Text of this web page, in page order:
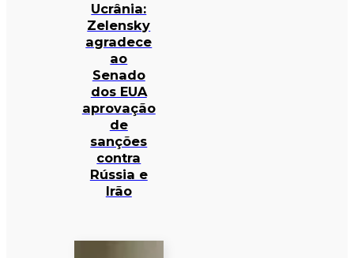
Ucrânia:
Zelensky
agradece
ao
Senado
dos EUA
aprovação
de
sanções
contra
Rússia e
Irão